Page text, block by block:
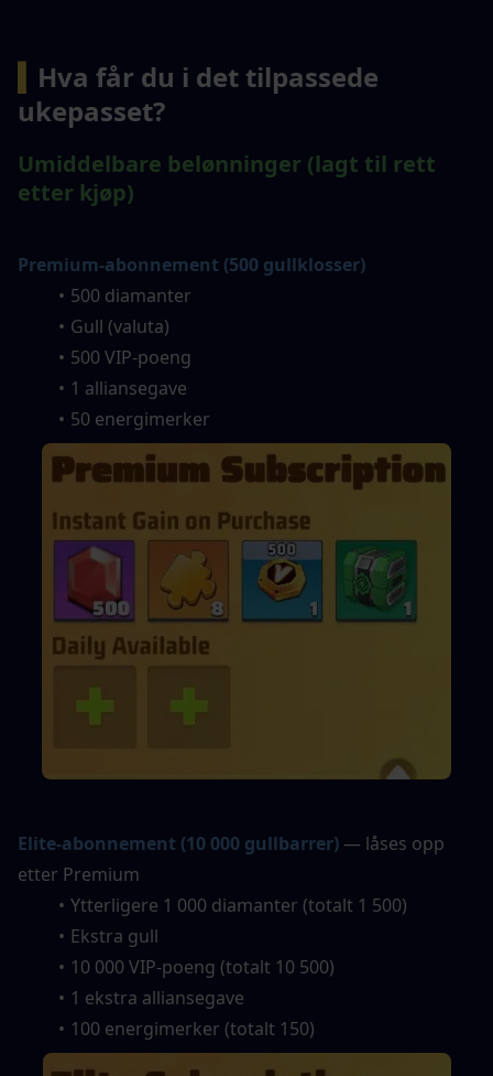
Hva får du i det tilpassede
ukepasset?
Umiddelbare belønninger (lagt til rett
etter kjøp)
Premium-abonnement (500 gullklosser)
500 diamanter
Gull (valuta)
500 VIP-poeng
1 alliansegave
50 energimerker
Elite-abonnement (10 000 gullbarrer) — låses opp
etter Premium
Ytterligere 1 000 diamanter (totalt 1 500)
Ekstra gull
10 000 VIP-poeng (totalt 10 500)
1 ekstra alliansegave
100 energimerker (totalt 150)